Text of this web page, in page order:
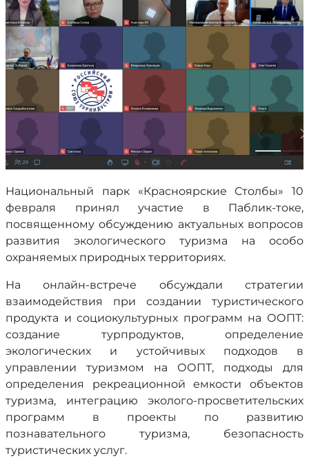
Национальный парк «Красноярские Столбы» 10
февраля принял участие в Паблик-токе,
посвященному обсуждению актуальных вопросов
развития экологического туризма на особо
охраняемых природных территориях.
На онлайн-встрече обсуждали стратегии
взаимодействия при создании туристического
продукта и социокультурных программ на ООПТ:
создание турпродуктов, определение
экологических и устойчивых подходов в
управлении туризмом на ООПТ, подходы для
определения рекреационной емкости объектов
туризма, интеграцию эколого-просветительских
программ в проекты по развитию
познавательного туризма, безопасность
туристических услуг.